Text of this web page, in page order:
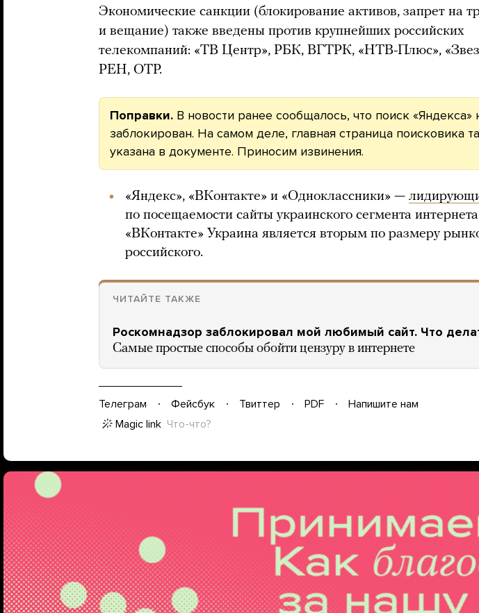
Экономические санкции (блокирование активов, запрет на
и вещание) также введены против крупнейших российских
телекомпаний: «ТВ Центр», РБК, ВГТРК, «НТВ-Плюс»,
РЕН, ОТР.
Поправки. В новости ранее сообщалось, что поиск «Яндекса»
заблокирован. На самом деле, главная страница поисковика
указана в документе. Приносим извинения.
«Яндекс», «ВКонтакте» и «Одноклассники» —
по посещаемости сайты украинского сегмента
«ВКонтакте» Украина является вторым по размеру
российского.
ЧИТАЙТЕ ТАКЖЕ
Роскомнадзор заблокировал мой любимый сайт. Что
Самые простые способы обойти цензуру в интернете
Телеграм Фейсбук Твиттер PDF
Напишите нам
Magic link Что-что?